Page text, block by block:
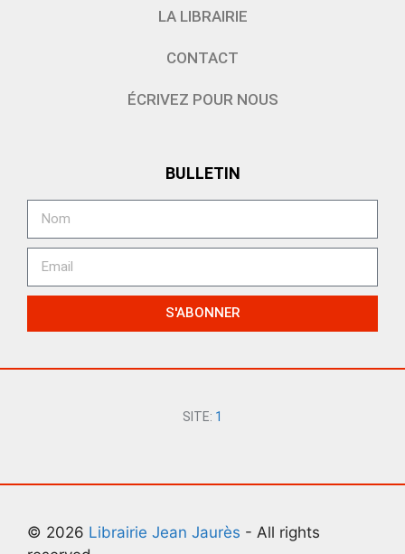
LA LIBRAIRIE
CONTACT
ÉCRIVEZ POUR NOUS
BULLETIN
S'ABONNER
SITE: 1
© 2026 Librairie Jean Jaurès - All rights